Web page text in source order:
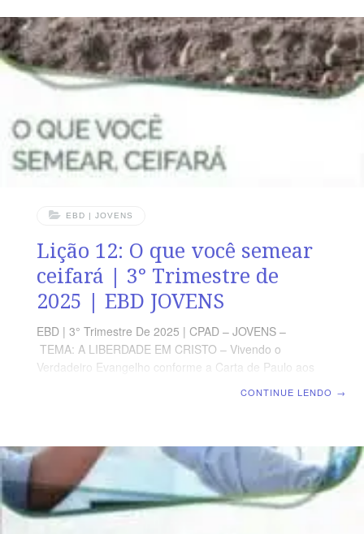
virtude alguma na circuncisão e nem na incircuncisão,
mas a virtude está em ser uma nova criatura mediante
a fé em Jesus Cristo. LEITURA DA SEMANA SEGUNDA
— Rm 2.25 A
EBD | JOVENS
Lição 12: O que você semear
ceifará | 3° Trimestre de
2025 | EBD JOVENS
EBD | 3° Trimestre De 2025 | CPAD – JOVENS –
TEMA: A LIBERDADE EM CRISTO – Vivendo o
Verdadeiro Evangelho conforme a Carta de Paulo aos
também é fruto daquilo que se planta, seja na carne,
seja no Espírito. LEITURA DA SEMANA SEGUNDA — Mt
26.41 Vigiando e orandoTERÇA — Rm 12.16 Deseje
coisas humildesQUARTA — Gl 6.1
CONTINUE LENDO →